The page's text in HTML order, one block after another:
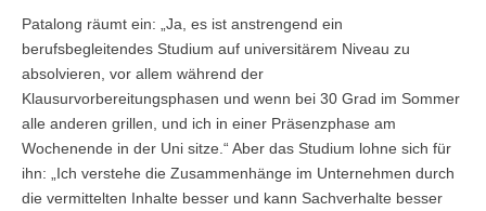
Patalong räumt ein: „Ja, es ist anstrengend ein
berufsbegleitendes Studium auf universitärem Niveau zu
absolvieren, vor allem während der
Klausurvorbereitungsphasen und wenn bei 30 Grad im Sommer
alle anderen grillen, und ich in einer Präsenzphase am
Wochenende in der Uni sitze.“ Aber das Studium lohne sich für
ihn: „Ich verstehe die Zusammenhänge im Unternehmen durch
die vermittelten Inhalte besser und kann Sachverhalte besser